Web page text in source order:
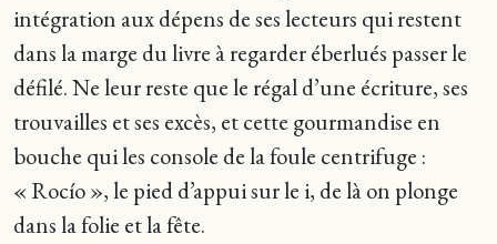
intégration aux dépens de ses lecteurs qui restent
dans la marge du livre à regarder éberlués passer le
défilé. Ne leur reste que le régal d’une écriture, ses
trouvailles et ses excès, et cette gourmandise en
bouche qui les console de la foule centrifuge :
« Rocío », le pied d’appui sur le i, de là on plonge
dans la folie et la fête.